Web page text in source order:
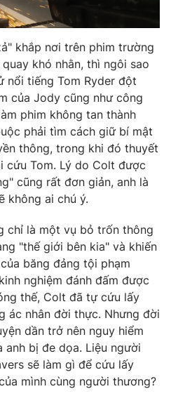
VTV.vn khi phát hành lại
khắp nơi trên phim trường
khó nhằn, thì ngôi sao
nổi tiếng Tom Ryder đột
của Jody cũng như công
phim không tan thành
phải tìm cách giữ bí mật
thông, trong khi đó thuyết
cứu Tom. Lý do Colt được
cũng rất đơn giản, anh là
không ai chú ý.
chỉ là một vụ bỏ trốn thông
"thế giới bên kia" và khiến
băng đảng tội phạm
nghiệm đánh đấm được
thế, Colt đã tự cứu lấy
ác nhân đời thực. Nhưng đời
dần trở nên nguy hiểm
anh bị đe dọa. Liệu người
sẽ làm gì để cứu lấy
mình cùng người thương?